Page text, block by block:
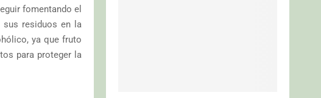
fomentando el
residuos en la
ya que fruto
para proteger la